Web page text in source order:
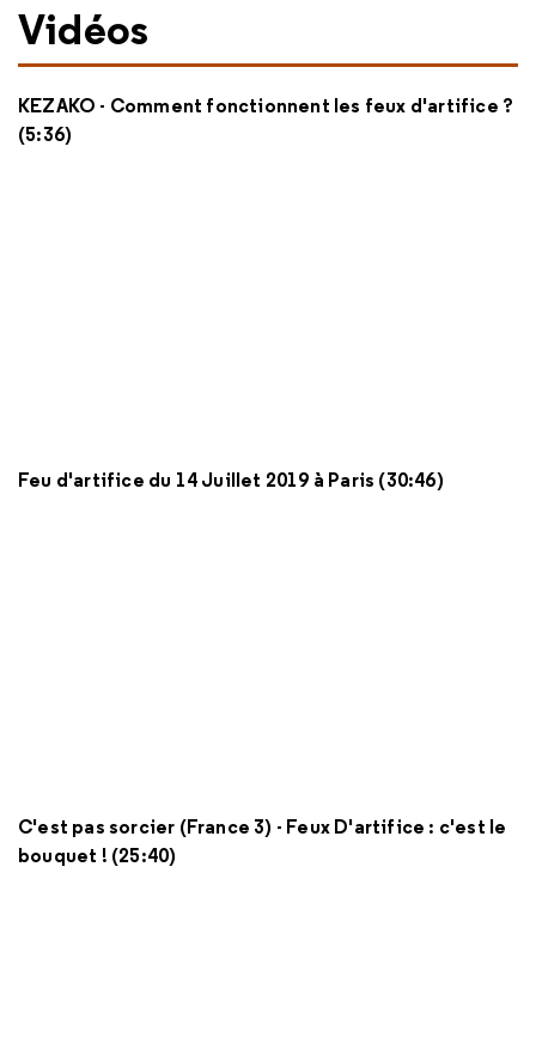
Vidéos
KEZAKO - Comment fonctionnent les feux d'artifice ?
(5:36)
Feu d'artifice du 14 Juillet 2019 à Paris (30:46)
C'est pas sorcier (France 3) - Feux D'artifice : c'est le
bouquet ! (25:40)